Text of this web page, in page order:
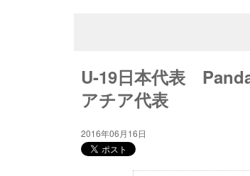
U-19日本代表
アチア代表
2016年06月16日